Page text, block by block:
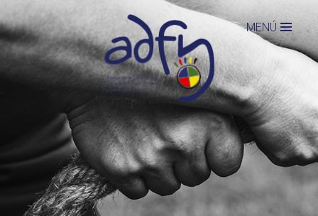
Jump to navigation
MENÚ